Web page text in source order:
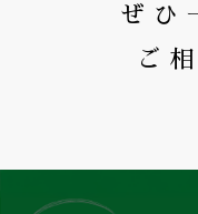
ぜひ
ご